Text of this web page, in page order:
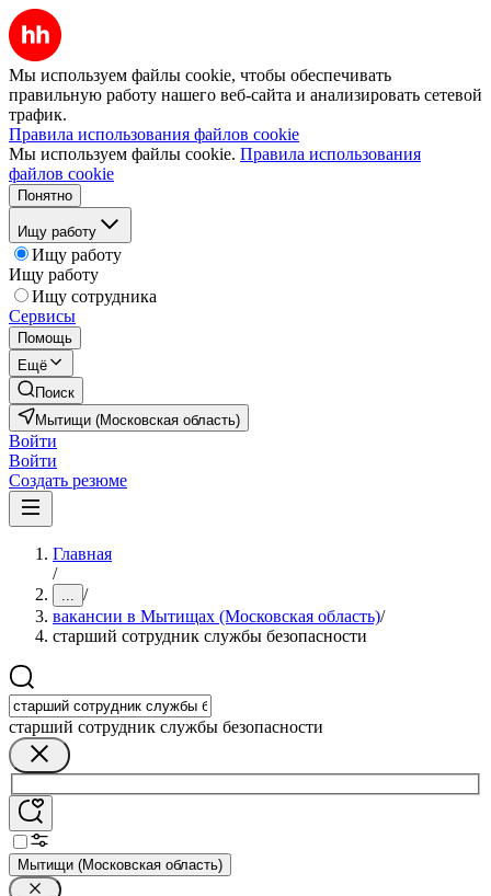
Мы используем файлы cookie, чтобы обеспечивать
правильную работу нашего веб-сайта и анализировать сетевой
трафик.
Правила использования файлов cookie
Мы используем файлы cookie. Правила использования
файлов cookie
Понятно
Ищу работу
Ищу работу
Ищу работу
Ищу сотрудника
Сервисы
Помощь
Ещё
Поиск
Мытищи (Московская область)
Войти
Войти
Создать резюме
Главная
/
... /
вакансии в Мытищах (Московская область)/
старший сотрудник службы безопасности
старший сотрудник службы безопасности
Мытищи (Московская область)